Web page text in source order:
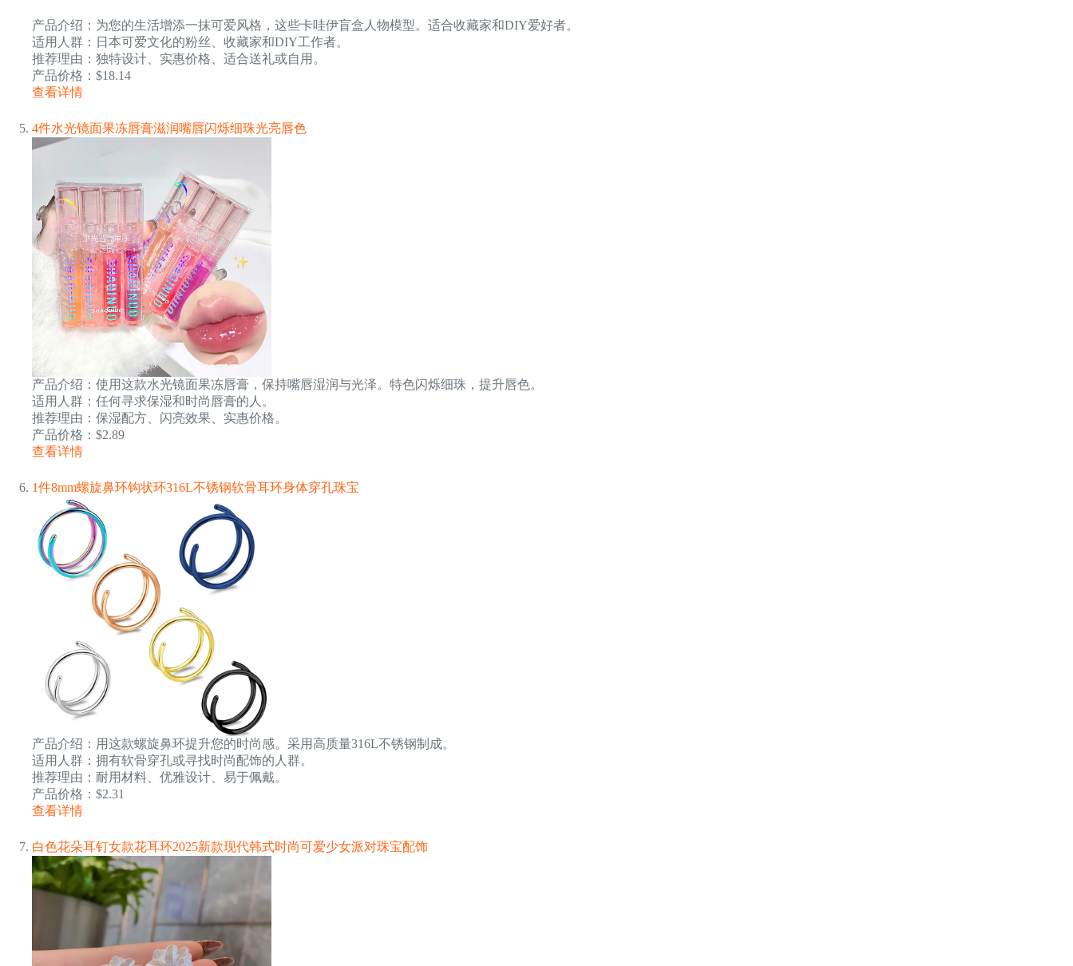
产品介绍：为您的生活增添一抹可爱风格，这些卡哇伊盲盒人物模型。适合收藏家和DIY爱好者。
适用人群：日本可爱文化的粉丝、收藏家和DIY工作者。
推荐理由：独特设计、实惠价格、适合送礼或自用。
产品价格：$18.14
查看详情
4件水光镜面果冻唇膏滋润嘴唇闪烁细珠光亮唇色
产品介绍：使用这款水光镜面果冻唇膏，保持嘴唇湿润与光泽。特色闪烁细珠，提升唇色。
适用人群：任何寻求保湿和时尚唇膏的人。
推荐理由：保湿配方、闪亮效果、实惠价格。
产品价格：$2.89
查看详情
1件8mm螺旋鼻环钩状环316L不锈钢软骨耳环身体穿孔珠宝
产品介绍：用这款螺旋鼻环提升您的时尚感。采用高质量316L不锈钢制成。
适用人群：拥有软骨穿孔或寻找时尚配饰的人群。
推荐理由：耐用材料、优雅设计、易于佩戴。
产品价格：$2.31
查看详情
白色花朵耳钉女款花耳环2025新款现代韩式时尚可爱少女派对珠宝配饰